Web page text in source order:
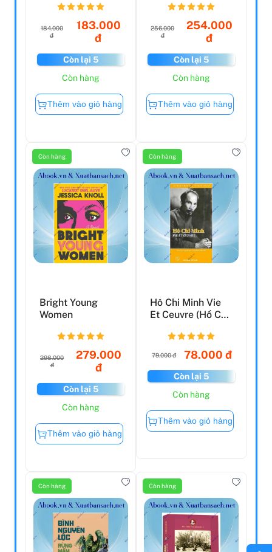
184.000
đ
183.000
đ
Còn lại 5
Còn hàng
Thêm vào giỏ hàng
256.000
đ
254.000
đ
Còn lại 5
Còn hàng
Thêm vào giỏ hàng
Còn hàng
Bright Young
Women
298.000
đ
279.000
đ
Còn lại 5
Còn hàng
Thêm vào giỏ hàng
Còn hàng
Hô Chi Minh Vie
Et Ceuvre (Hồ Chí
79.000 đ 78.000 đ
Còn lại 5
Còn hàng
Thêm vào giỏ hàng
Còn hàng Còn hàng